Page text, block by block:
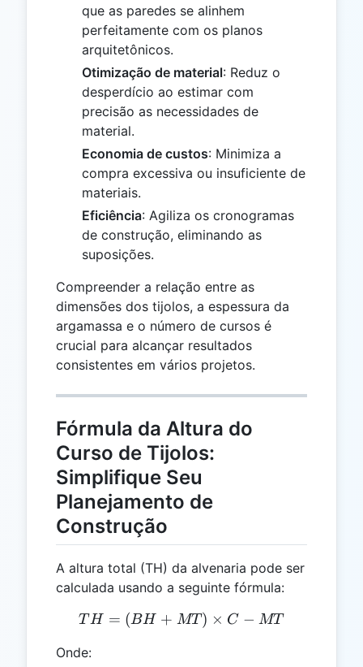
que as paredes se alinhem
perfeitamente com os planos
arquitetônicos.
Otimização de material: Reduz o
desperdício ao estimar com
precisão as necessidades de
material.
Economia de custos: Minimiza a
compra excessiva ou insuficiente de
materiais.
Eficiência: Agiliza os cronogramas
de construção, eliminando as
suposições.
Compreender a relação entre as
dimensões dos tijolos, a espessura da
argamassa e o número de cursos é
crucial para alcançar resultados
consistentes em vários projetos.
Fórmula da Altura do
Curso de Tijolos:
Simplifique Seu
Planejamento de
Construção
A altura total (TH) da alvenaria pode ser
calculada usando a seguinte fórmula:
TH = (BH + MT) \times
TH = (BH + MT ) × C − MT
Onde: